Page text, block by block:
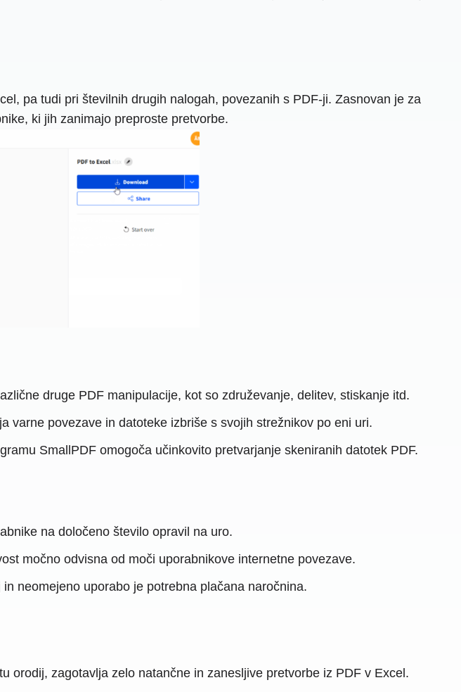
pa tudi pri številnih drugih nalogah, povezanih s PDF-ji. Zasnovan je za
ki jih zanimajo preproste pretvorbe.
druge PDF manipulacije, kot so združevanje, delitev, stiskanje itd.
varne povezave in datoteke izbriše s svojih strežnikov po eni uri.
SmallPDF omogoča učinkovito pretvarjanje skeniranih datotek PDF.
na določeno število opravil na uro.
močno odvisna od moči uporabnikove internetne povezave.
neomejeno uporabo je potrebna plačana naročnina.
orodij, zagotavlja zelo natančne in zanesljive pretvorbe iz PDF v Excel.